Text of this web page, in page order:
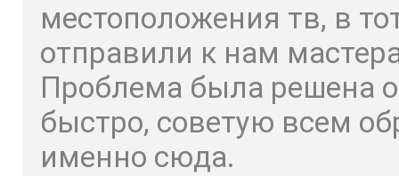
местоположения тв, в
отправили к нам
Проблема была решена
быстро, советую всем
именно сюда.